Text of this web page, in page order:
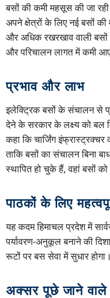
बसों की कमी महसूस की जा
अपने क्षेत्रों के लिए नई बसों
और अधिक रखरखाव वाली बसों
और परिचालन लागत में कमी
प्रभाव और लाभ
इलेक्ट्रिक बसों के संचालन से
देने के सरकार के लक्ष्य को बल
कहा कि चार्जिंग
ताकि बसों का संचालन बिना
स्थापित हो चुके हैं, वहां बसों को
पाठकों के लिए
यह कदम हिमाचल प्रदेश में
पर्यावरण-अनुकूल बनाने की
रूटों पर बस सेवा में सुधार होगा।
अक्सर पूछे जाने वाले